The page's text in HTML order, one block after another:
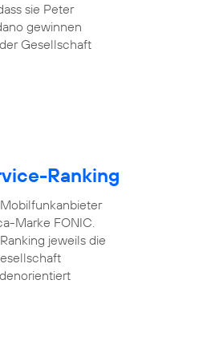
sie Peter
gewinnen
Gesellschaft
Ranking
Marke FONIC.
jeweils die